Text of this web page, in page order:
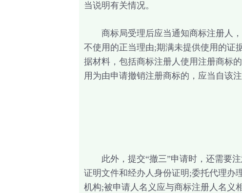
当说明有关情况。
商标局受理后应当通知商标注册人，
不使用的正当理由;期满未提供使用的证
据材料，包括商标注册人使用注册商标
用为由申请撤销注册商标的，应当自该
此外，提交“撤三”申请时，还需要注
证明文件和经办人身份证明;委托代理办
机构;被申请人名义应与商标注册人名义